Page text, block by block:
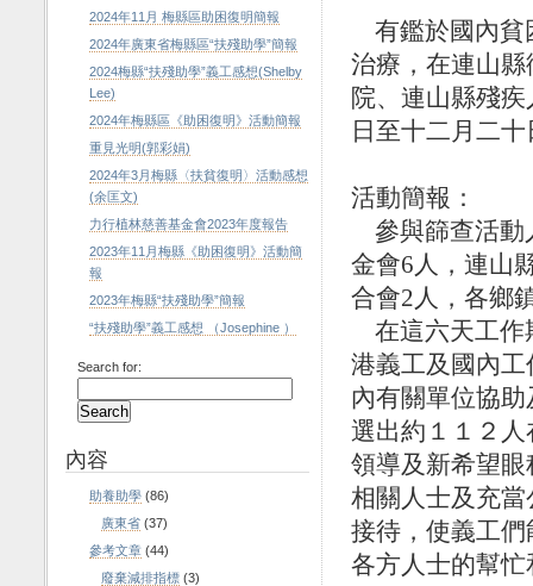
有鑑於國內貧
治療，在連山
院、連山縣殘
日至十二月二
活動簡報：
參與篩查活動
金會6 人，連山
合會2 人，各鄉
在這六天工作
港義工及國內
內有關單位協
選出約 １１２
領導及新希望
相關人士及充
接待，使義工
各方人士的幫忙
2024年11月 梅縣區助困復明簡報
2024年廣東省梅縣區“扶殘助學”簡報
2024梅縣“扶殘助學”義工感想(Shelby
Lee)
2024年梅縣區《助困復明》活動簡報
重見光明(郭彩娟)
2024年3月梅縣〈扶貧復明〉活動感想
(余匡文)
力行植林慈善基金會2023年度報告
2023年11月梅縣《助困復明》活動簡
報
2023年梅縣“扶殘助學”簡報
“扶殘助學”義工感想 （Josephine ）
Search for:
內容
助養助學 (86)
廣東省 (37)
參考文章 (44)
廢棄減排指標 (3)